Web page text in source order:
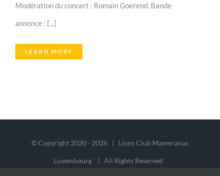
Modération du concert : Romain Goerend. Bande
annonce : [...]
LEARN MORE
© Copyright 2020 - 2026 | Lions Club Mameranus
Luxembourg | All Rights Reserved